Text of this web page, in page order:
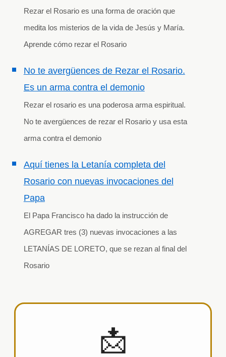
Rezar el Rosario es una forma de oración que
medita los misterios de la vida de Jesús y María.
Aprende cómo rezar el Rosario
No te avergüences de Rezar el Rosario.
Es un arma contra el demonio
Rezar el rosario es una poderosa arma espiritual.
No te avergüences de rezar el Rosario y usa esta
arma contra el demonio
Aquí tienes la Letanía completa del
Rosario con nuevas invocaciones del
Papa
El Papa Francisco ha dado la instrucción de
AGREGAR tres (3) nuevas invocaciones a las
LETANÍAS DE LORETO, que se rezan al final del
Rosario
📩